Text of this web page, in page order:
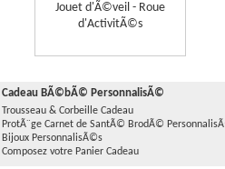
Jouet d'Ã©veil - Roue
d'ActivitÃ©s
Cadeau BÃ©bÃ© PersonnalisÃ©
Trousseau & Corbeille Cadeau
ProtÃ¨ge Carnet de SantÃ© BrodÃ©
Bijoux PersonnalisÃ©s
Composez votre Panier Cadeau